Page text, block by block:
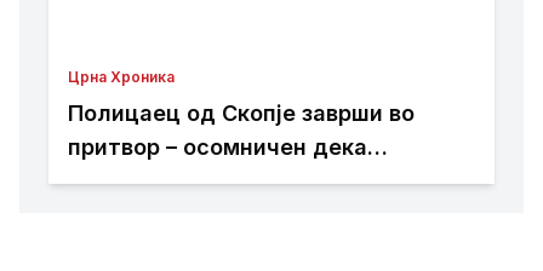
Црна Хроника
Полицаец од Скопје заврши во
притвор – осомничен дека
присвоил пари од сообраќајни